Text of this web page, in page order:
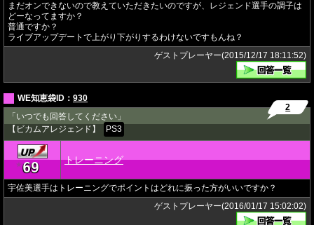
まだオンできないので教えていただきたいのですが、レジェンド選手の調子は
どーなってますか？
普通ですか？
ライブアップデートで上がり下がりするわけないですもんね？
ゲストプレーヤー(2015/12/17 18:11:52)
WE知恵袋ID： 930
「いつでも回答してください」
【ビカムアレジェンド】
PS3
2
★69 トレーニング
宇佐美選手はトレーニングでポイントはどれに振った方がいいですか？
ゲストプレーヤー(2016/01/17 15:02:02)